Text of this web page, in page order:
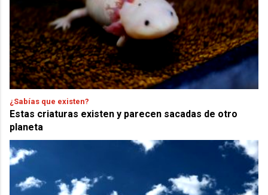
¿Sabías que existen?
Estas criaturas existen y parecen sacadas de otro
planeta